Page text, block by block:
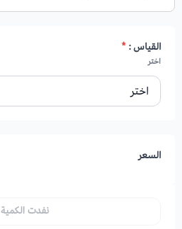
القياس :*
اختر
السعر
نفدت الكمية